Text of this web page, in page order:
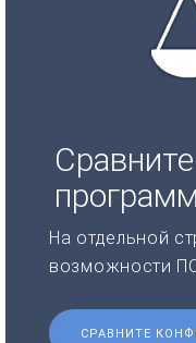
На отдельной
возможности
СРАВНИТЕ